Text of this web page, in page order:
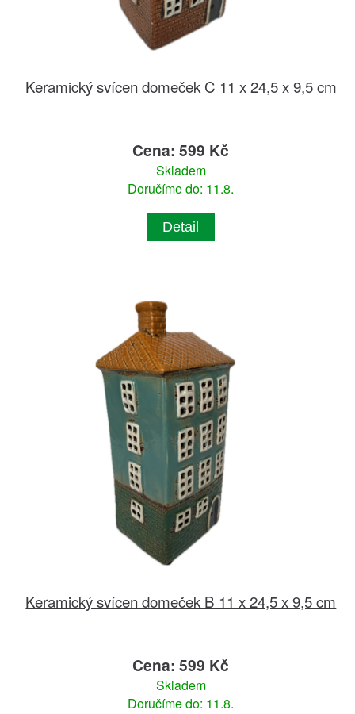
Keramický svícen domeček C 11 x 24,5 x 9,5 cm
Cena: 599 Kč
Skladem
Doručíme do: 11.8.
Detail
Keramický svícen domeček B 11 x 24,5 x 9,5 cm
Cena: 599 Kč
Skladem
Doručíme do: 11.8.